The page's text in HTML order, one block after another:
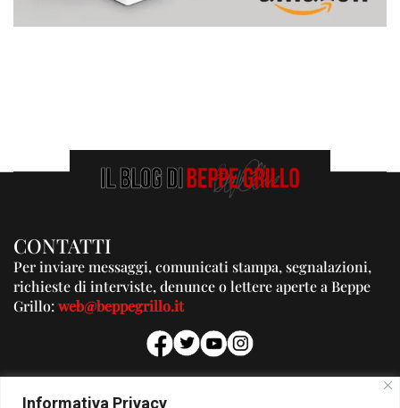
Informativa Privacy
CONTATTI
Per inviare messaggi, comunicati stampa, segnalazioni,
richieste di interviste, denunce o lettere aperte a Beppe
Grillo:web@beppegrillo.it
PUBBLICITA'